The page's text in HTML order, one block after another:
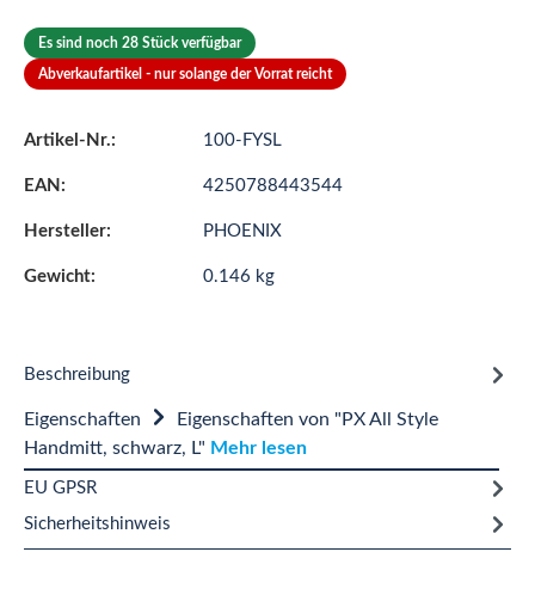
Es sind noch 28 Stück verfügbar
Abverkaufartikel - nur solange der Vorrat reicht
Artikel-Nr.: 100-FYSL
EAN: 4250788443544
Hersteller: PHOENIX
Gewicht: 0.146 kg
Beschreibung
Eigenschaften
Eigenschaften von "PX All Style
Handmitt, schwarz, L" Mehr lesen
EU GPSR
Sicherheitshinweis